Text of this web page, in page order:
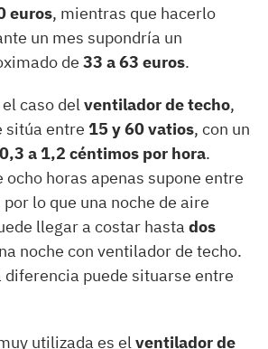
euros, mientras que hacerlo
un mes supondría un
de 33 a 63 euros.
caso delventilador de techo,
sitúa entre 15 y 60 vatios, con un
0,3 a 1,2 céntimos por hora.
horas apenas supone entre
por lo que una noche de aire
llegar a costar hasta dos
noche con ventilador de techo.
diferencia puede situarse entre
utilizada es elventilador de